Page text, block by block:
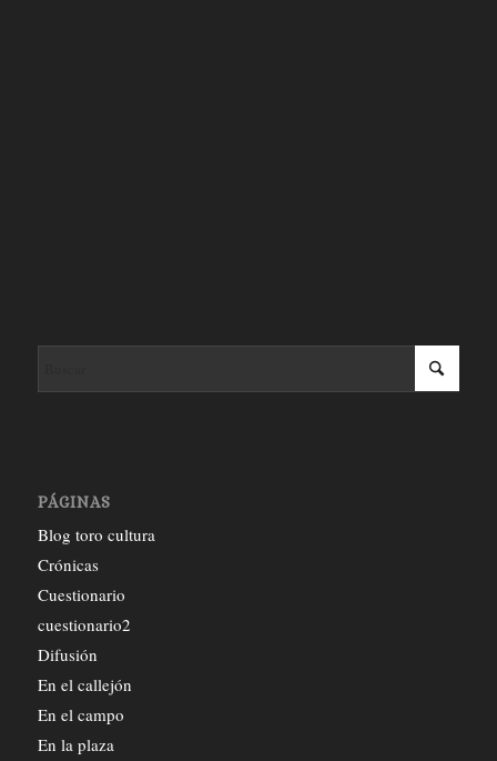
PÁGINAS
Blog toro cultura
Crónicas
Cuestionario
cuestionario2
Difusión
En el callejón
En el campo
En la plaza